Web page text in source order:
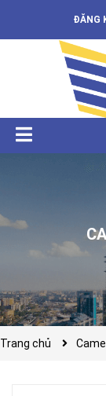
ĐĂNG
Trang chủ